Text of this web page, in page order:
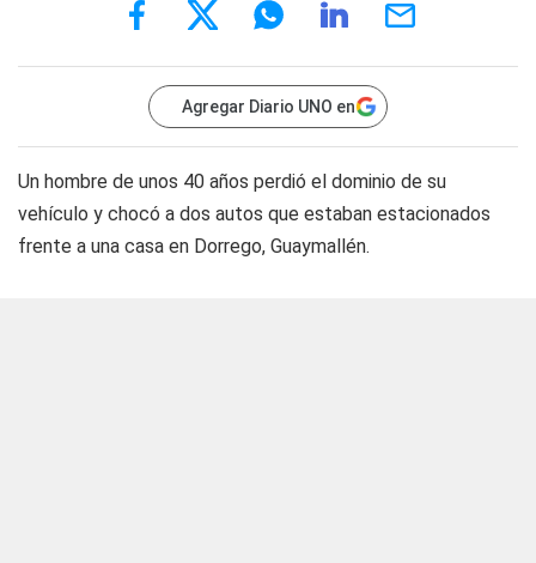
Agregar Diario UNO en
Un hombre de unos 40 años perdió el dominio de su
vehículo y chocó a dos autos que estaban estacionados
frente a una casa en Dorrego, Guaymallén.